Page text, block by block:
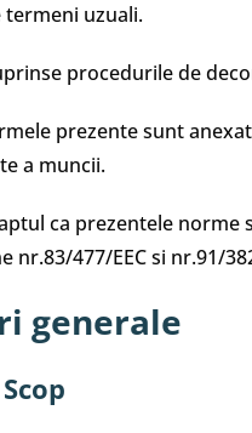
uzuali.
procedurile de
prezente sunt
a muncii.
ca prezentele
nr.83/477/EEC si nr.91/
generale